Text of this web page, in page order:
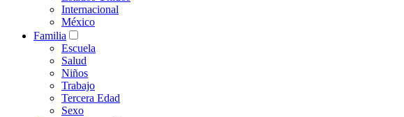
Internacional
México
Familia
Escuela
Salud
Niños
Trabajo
Tercera Edad
Sexo